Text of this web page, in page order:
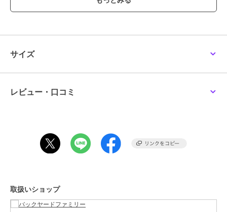
バッグをカバーに収納したら、開口部をくるくると折りたたんで両サ
憂鬱な雨の日のストレスを減らしてくれる、おススメのアイテム♪
本製品はカバンを雨から守るカバーです。それ以外のご使用はお避け
必ずバックルを正しく装着してご使用ください。
強い風などで本体が急にめくれ上がると危険ですので、留め具をしっ
かりと留めてご使用ください。
炎天下や雨ざらし等の環境で長時間放置しないでください。紫外線や
酸性雨などの自然現象で耐久性が損なわれます。
サイズ
レビュー・口コミ
取扱いショップ